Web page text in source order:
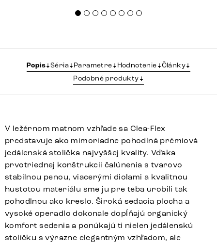
Popis Séria Parametre Hodnotenie
Články
Podobné produkty
V ležérnom matnom vzhľade sa Clea-Flex
predstavuje ako mimoriadne pohodlná prémiová
jedálenská stolička najvyššej kvality. Vďaka
prvotriednej konštrukcii čalúnenia s tvarovo
stabilnou penou, viacerými diolami a kvalitnou
hustotou materiálu sme ju pre teba urobili tak
pohodlnou ako kreslo. Široká sedacia plocha a
vysoké operadlo dokonale dopĺňajú organický
komfort sedenia a ponúkajú ti nielen jedálenskú
stoličku s výrazne elegantným vzhľadom, ale